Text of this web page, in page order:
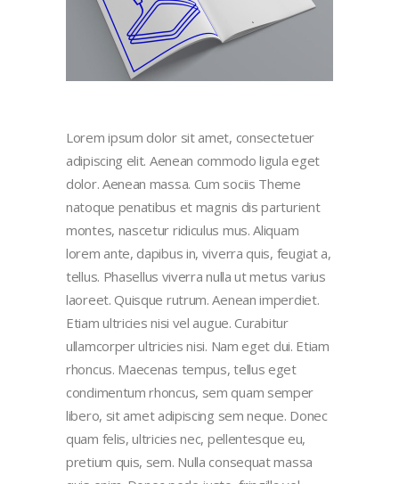
Lorem ipsum dolor sit amet, consectetuer
adipiscing elit. Aenean commodo ligula eget
dolor. Aenean massa. Cum sociis Theme
natoque penatibus et magnis dis parturient
montes, nascetur ridiculus mus. Aliquam
lorem ante, dapibus in, viverra quis, feugiat a,
tellus. Phasellus viverra nulla ut metus varius
laoreet. Quisque rutrum. Aenean imperdiet.
Etiam ultricies nisi vel augue. Curabitur
ullamcorper ultricies nisi. Nam eget dui. Etiam
rhoncus. Maecenas tempus, tellus eget
condimentum rhoncus, sem quam semper
libero, sit amet adipiscing sem neque. Donec
quam felis, ultricies nec, pellentesque eu,
pretium quis, sem. Nulla consequat massa